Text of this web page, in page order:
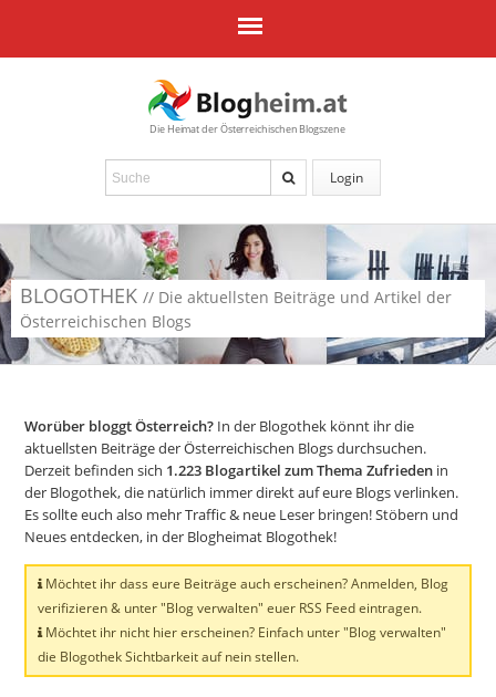
Die Heimat der Österreichischen Blogszene
Login
BLOGOTHEK // Die aktuellsten Beiträge und Artikel der
Österreichischen Blogs
Worüber bloggt Österreich? In der Blogothek könnt ihr die
aktuellsten Beiträge der Österreichischen Blogs durchsuchen.
Derzeit befinden sich 1.223 Blogartikel zum Thema Zufrieden in
der Blogothek, die natürlich immer direkt auf eure Blogs verlinken.
Es sollte euch also mehr Traffic & neue Leser bringen! Stöbern und
Neues entdecken, in der Blogheimat Blogothek!
Möchtet ihr dass eure Beiträge auch erscheinen? Anmelden, Blog
verifizieren & unter "Blog verwalten" euer RSS Feed eintragen.
Möchtet ihr nicht hier erscheinen? Einfach unter "Blog verwalten"
die Blogothek Sichtbarkeit auf nein stellen.